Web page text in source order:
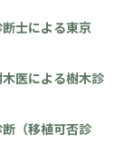
士による東京
医による樹木診
（移植可否診